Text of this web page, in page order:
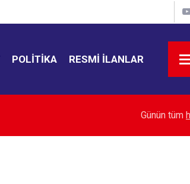
POLITIKA RESMI İLANLAR
ABD Senatosu
Günün tüm